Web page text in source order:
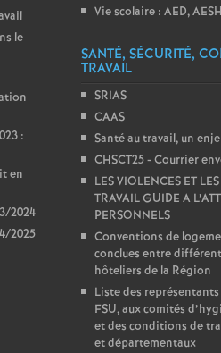
le
:
en
2024
2025
Vie scolaire : AED,
SANTÉ, SÉCURITÉ,
TRAVAIL
SRIAS
CAAS
Santé au travail, un
CHSCT25 - Courrier
LES VIOLENCES ET
TRAVAIL GUIDE A
PERSONNELS
Conventions de
conclues entre
hôteliers de la Région
Liste des
FSU, aux comités
et des conditions de
et départementaux